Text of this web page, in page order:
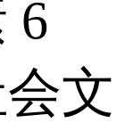
6
会文